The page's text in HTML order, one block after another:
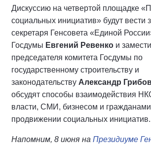
Дискуссию на четвертой площадке
социальных инициатив» будут вести
секретаря Генсовета «Единой
Госдумы Евгений Ревенко и
председателя комитета Госдумы по
государственному строительству и
законодательству Александр
обсудят способы взаимодействия
власти, СМИ, бизнесом и
продвижении социальных инициатив.
Напомним, 8 июня на Президиуме